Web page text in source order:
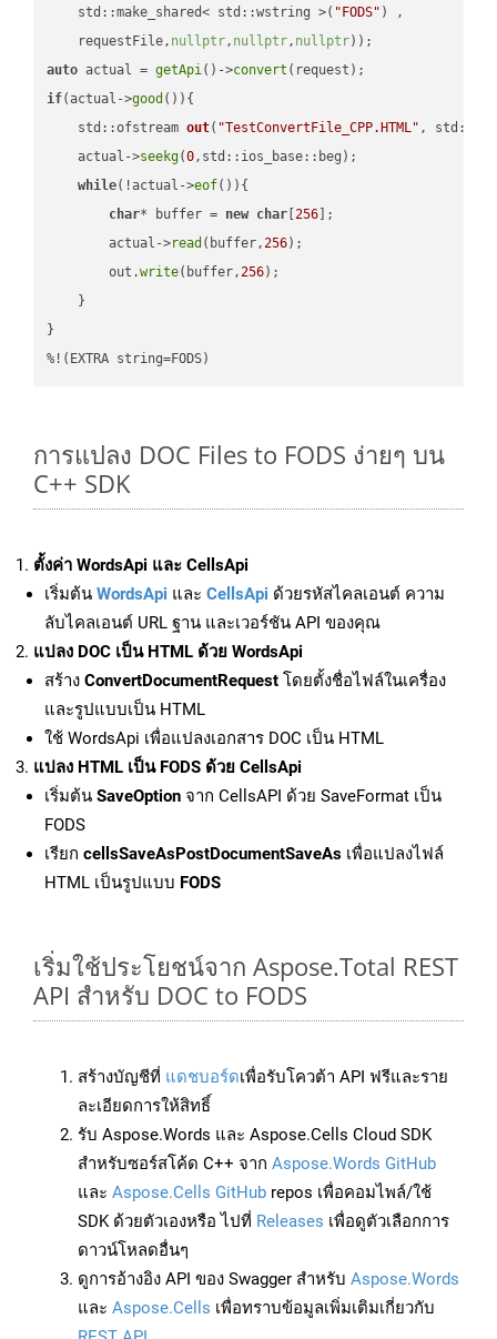
    std::make_shared< std::wstring >(
"FODS" ) ,
    requestFile,
nullptr, nullptr, nullptr))
auto actual = getApi()->convert
if(actual->good ()){
std::ofstream out( "TestConvertFile_CPP.HTML" ,
    actual->
seekg(0,std::ios_base::beg);
while(!actual->eof()){
char* buffer = new char [256 ];
        actual->
read (buffer,256);
        out.
write(buffer,256);
    }
}
%!(EXTRA string=FODS)
การแปลง DOC Files to FODS ง่ายๆ บน
C++ SDK
ตั้งค่า WordsApi และ CellsApi
เริ่มต้น WordsApi และ CellsApi ด้วยรหัสไคลเอนต์ ความ
ลับไคลเอนต์ URL ฐาน และเวอร์ชัน API ของคุณ
แปลง DOC เป็น HTML ด้วย WordsApi
สร้าง ConvertDocumentRequest โดยตั้งชื่อไฟล์ในเครื่อง
และรูปแบบเป็น HTML
ใช้ WordsApi เพื่อแปลงเอกสาร DOC เป็น HTML
แปลง HTML เป็น FODS ด้วย CellsApi
เริ่มต้น SaveOption จาก CellsAPI ด้วย SaveFormat เป็น
FODS
เรียก cellsSaveAsPostDocumentSaveAs เพื่อแปลงไฟล์
HTML เป็นรูปแบบ FODS
เริ่มใช้ประโยชน์จาก Aspose.Total REST
API สำหรับ DOC to FODS
สร้างบัญชีที่ แดชบอร์ดเพื่อรับโควต้า API ฟรีและราย
ละเอียดการให้สิทธิ์
รับ Aspose.Words และ Aspose.Cells Cloud SDK
สำหรับซอร์สโค้ด C++ จาก Aspose.Words GitHub
และ Aspose.Cells GitHub repos เพื่อคอมไพล์/ใช้
SDK ด้วยตัวเองหรือ ไปที่ Releases เพื่อดูตัวเลือกการ
ดาวน์โหลดอื่นๆ
ดูการอ้างอิง API ของ Swagger สำหรับ Aspose.Words
และ Aspose.Cells เพื่อทราบข้อมูลเพิ่มเติมเกี่ยวกับ